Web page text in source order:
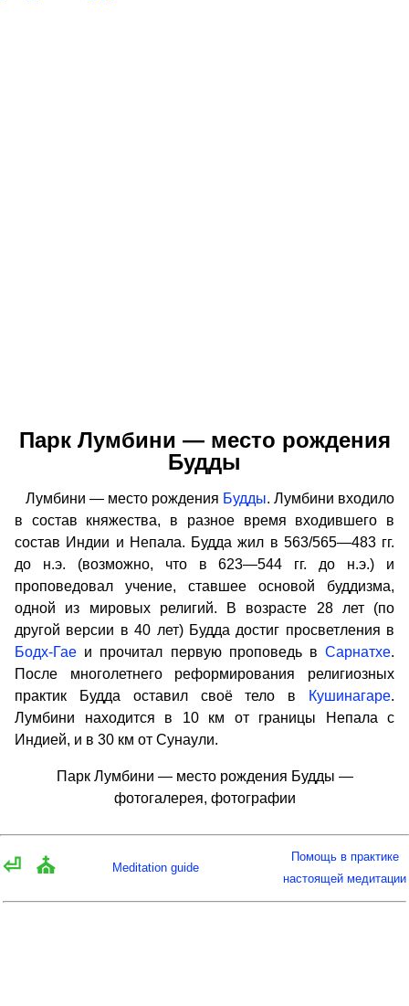
Парк Лумбини — место рождения
Будды
Лумбини — место рождения Будды. Лумбини входило
в состав княжества, в разное время входившего в
состав Индии и Непала. Будда жил в 563/565—483 гг.
до н.э. (возможно, что в 623—544 гг. до н.э.) и
проповедовал учение, ставшее основой буддизма,
одной из мировых религий. В возрасте 28 лет (по
другой версии в 40 лет) Будда достиг просветления в
Бодх-Гае и прочитал первую проповедь в Сарнатхе.
После многолетнего реформирования религиозных
практик Будда оставил своё тело в
Кушинагаре.
Лумбини находится в 10 км от границы Непала с
Индией, и в 30 км от Сунаули.
Парк Лумбини — место рождения Будды —
фотогалерея, фотографии
⏎ ⛪ Meditation guide
Помощь в практике
настоящей медитации